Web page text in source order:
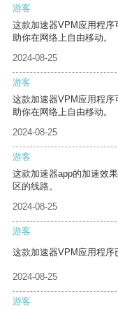
游客
这款加速器VPM应用程
助你在网络上自由移动。
2024-08-25
游客
这款加速器VPM应用程
助你在网络上自由移动。
2024-08-25
游客
这款加速器app的加速效
区的线路。
2024-08-25
游客
这款加速器VPM应用程序
2024-08-25
游客